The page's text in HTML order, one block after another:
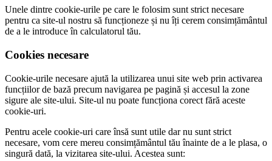
Unele dintre cookie-urile pe care le folosim sunt strict necesare
pentru ca site-ul nostru să funcționeze și nu îți cerem consimțământul
de a le introduce în calculatorul tău.
Cookies necesare
Cookie-urile necesare ajută la utilizarea unui site web prin activarea
funcțiilor de bază precum navigarea pe pagină și accesul la zone
sigure ale site-ului. Site-ul nu poate funcționa corect fără aceste
cookie-uri.
Pentru acele cookie-uri care însă sunt utile dar nu sunt strict
necesare, vom cere mereu consimțământul tău înainte de a le plasa, o
singură dată, la vizitarea site-ului. Acestea sunt: